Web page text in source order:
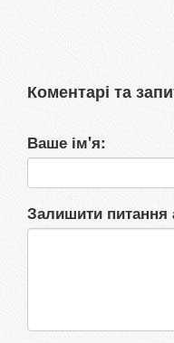
Коментарі та
Ваше ім'я:
Залишити питання